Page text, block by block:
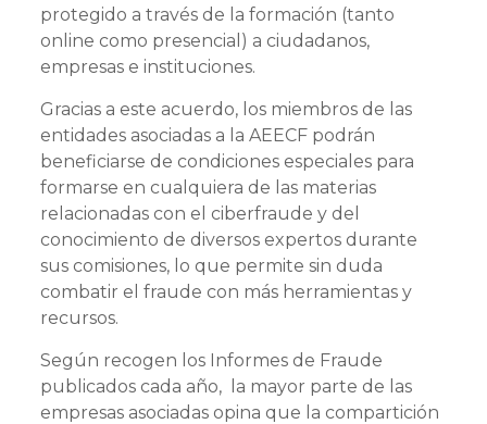
protegido a través de la formación (tanto
online como presencial) a ciudadanos,
empresas e instituciones.
Gracias a este acuerdo, los miembros de las
entidades asociadas a la AEECF podrán
beneficiarse de condiciones especiales para
formarse en cualquiera de las materias
relacionadas con el ciberfraude y del
conocimiento de diversos expertos durante
sus comisiones, lo que permite sin duda
combatir el fraude con más herramientas y
recursos.
Según recogen los Informes de Fraude
publicados cada año, la mayor parte de las
empresas asociadas opina que la compartición